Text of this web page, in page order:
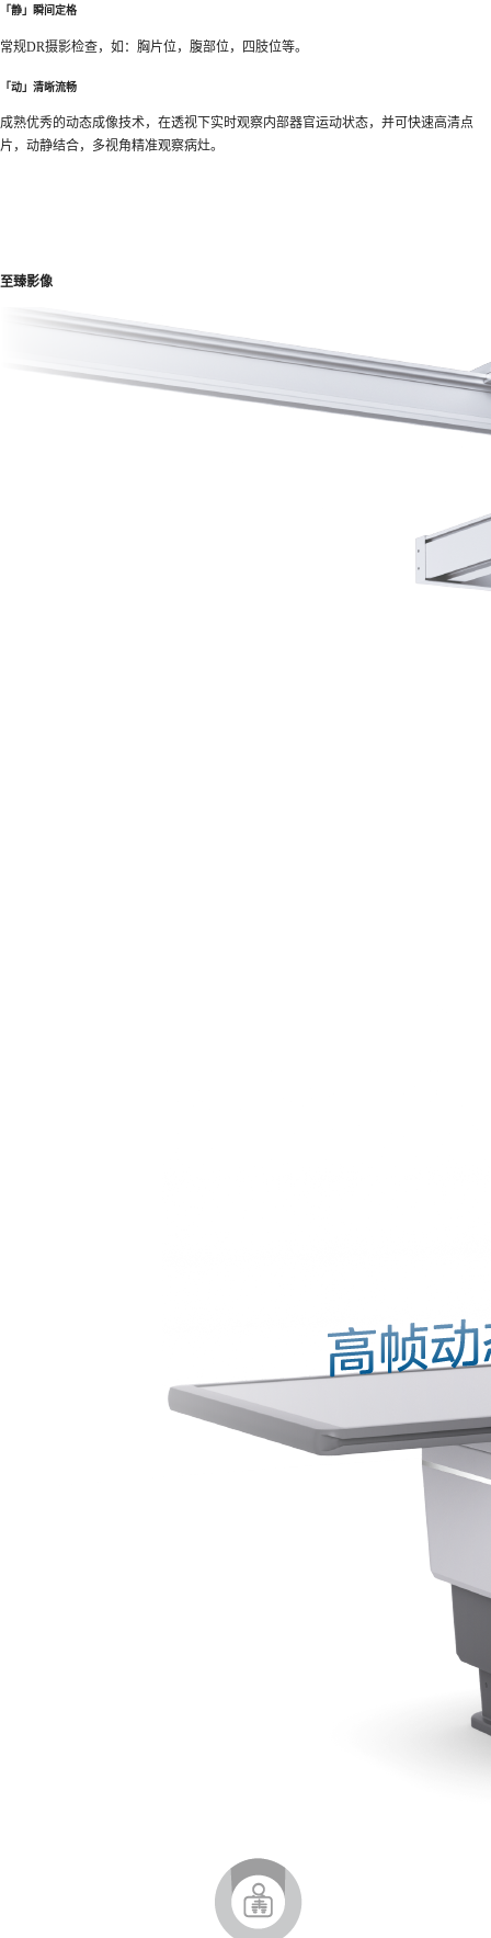
「静」瞬间定格
常规DR摄影检查，如：胸片位，腹部位，四肢位等。
「动」清晰流畅
成熟优秀的动态成像技术，在透视下实时观察内部器官运动状态，并可快速高清点
片，动静结合，多视角精准观察病灶。
至臻影像